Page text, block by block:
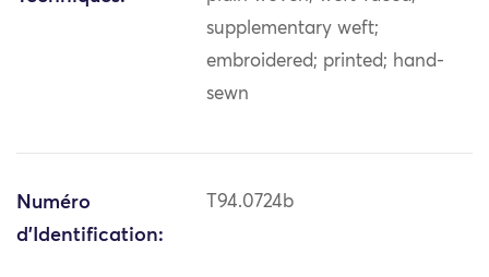
supplementary weft;
embroidered; printed; hand-
sewn
Numéro
d'Identification:
T94.0724b